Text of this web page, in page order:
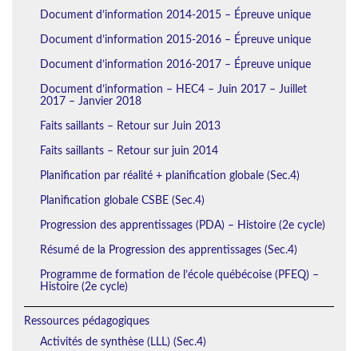
Document d’information 2014-2015 – Épreuve unique
Document d’information 2015-2016 – Épreuve unique
Document d’information 2016-2017 – Épreuve unique
Document d’information – HEC4 – Juin 2017 – Juillet
2017 – Janvier 2018
Faits saillants – Retour sur Juin 2013
Faits saillants – Retour sur juin 2014
Planification par réalité + planification globale (Sec.4)
Planification globale CSBE (Sec.4)
Progression des apprentissages (PDA) – Histoire (2e cycle)
Résumé de la Progression des apprentissages (Sec.4)
Programme de formation de l’école québécoise (PFEQ) –
Histoire (2e cycle)
Ressources pédagogiques
Activités de synthèse (LLL) (Sec.4)